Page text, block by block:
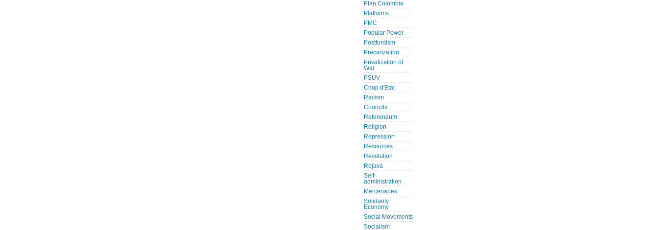
Plan Colombia
Platforms
PMC
Popular Power
Postfordism
Precarization
Privatization of
War
PSUV
Coup d'Etat
Racism
Councils
Referendum
Religion
Repression
Resources
Revolution
Rojava
Self-
administration
Mercenaries
Solidarity
Economy
Social Movements
Socialism